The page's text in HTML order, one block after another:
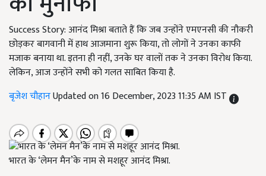
Success Story: आनंद मिश्रा बताते हैं कि जब उन्होंने एमएनसी की नौकरी
छोड़कर बागवानी में हाथ आजमाना शुरू किया, तो लोगों ने उनका काफी
मजाक बनाया था. इतना ही नहीं, उनके घर वालों तक ने उनका विरोध किया.
लेकिन, आज उन्होंने सभी को गलत साबित किया है.
बृजेश चौहानUpdated on 16 December, 2023 11:35 AM IST
भारत के ‘लेमन मैन’के नाम से मशहूर आनंद मिश्रा.